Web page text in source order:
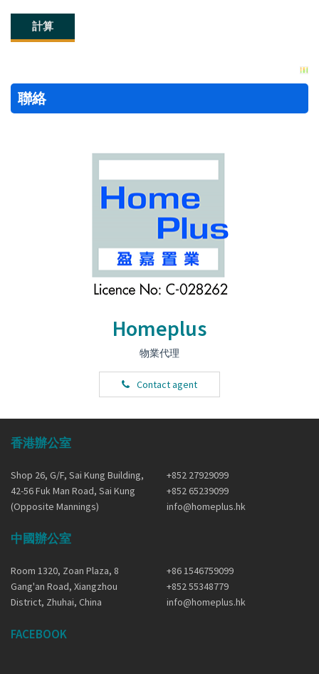
聯絡
Homeplus
物業代理
Contact agent
香港辦公室
Shop 26, G/F, Sai Kung Building,
42-56 Fuk Man Road, Sai Kung
(Opposite Mannings)
+852 27929099
+852 65239099
info@homeplus.hk
中國辦公室
Room 1320, Zoan Plaza, 8
Gang'an Road, Xiangzhou
District, Zhuhai, China
+86 1546759099
+852 55348779
info@homeplus.hk
FACEBOOK